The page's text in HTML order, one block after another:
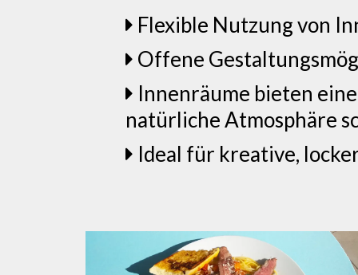
Flexible Nutzung von
Offene
Innenräume bieten
natürliche Atmosphäre
Ideal für kreative,